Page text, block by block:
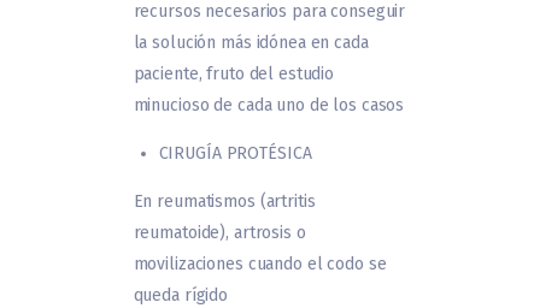
recursos necesarios para conseguir
la solución más idónea en cada
paciente, fruto del estudio
minucioso de cada uno de los casos
CIRUGÍA PROTÉSICA
En reumatismos (artritis
reumatoide), artrosis o
movilizaciones cuando el codo se
queda rígido